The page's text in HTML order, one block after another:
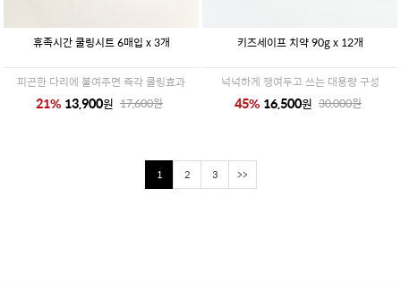
휴족시간 쿨링시트 6매입 x 3개
피곤한 다리에 붙여주면 즉각 쿨링효과
21% 13,900원 17,600원
키즈세이프 치약 90g x 12개
넉넉하게 쟁여두고 쓰는 대용량 구성
45% 16,500원 30,000원
1 2 3 >>